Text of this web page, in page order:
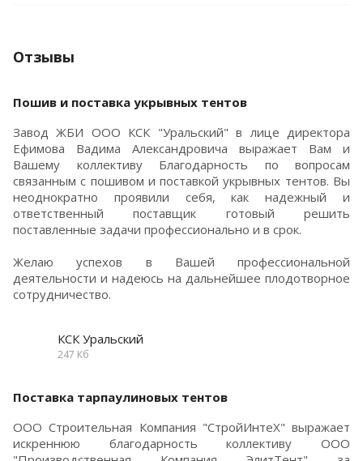
Отзывы
Пошив и поставка укрывных тентов
Завод ЖБИ ООО КСК "Уральский" в лице директора
Ефимова Вадима Александровича выражает Вам и
Вашему коллективу Благодарность по вопросам
связанным с пошивом и поставкой укрывных тентов. Вы
неоднократно проявили себя, как надежный и
ответственный поставщик готовый решить
поставленные задачи профессионально и в срок.
Желаю успехов в Вашей профессиональной
деятельности и надеюсь на дальнейшее плодотворное
сотрудничество.
КСК Уральский
247 Кб
Поставка тарпаулиновых тентов
ООО Строительная Компания "СтройИнтеХ" выражает
искреннюю благодарность коллективу ООО